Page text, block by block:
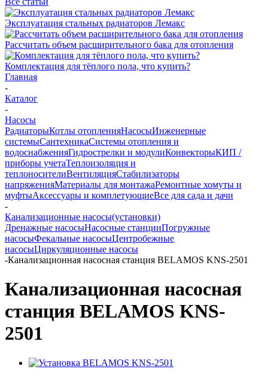
Эксплуатация стальных радиаторов Лемакс
Рассчитать объем расширительного бака для отопления
Комплектация для тёплого пола, что купить?
Главная
-
Каталог
-
Насосы
РадиаторыКотлы отопленияНасосыИнженерные
системыСантехникаСистемы отопления и
водоснабженияГидрострелки и модулиКонвекторыКИП /
приборы учетаТеплоизоляция и
теплоносителиВентиляцияСтабилизаторы
напряженияМатериалы для монтажаРемонтные хомуты и
муфтыАксессуары и комплетующиеВсе для сада и дачи
-
Канализационные насосы(установки)
Дренажные насосыНасосные станцииПогружные
насосыФекальные насосыЦентробежные
насосыЦиркуляционные насосы
-Канализационная насосная станция BELAMOS KNS-2501
Канализационная насосная
станция BELAMOS KNS-
2501